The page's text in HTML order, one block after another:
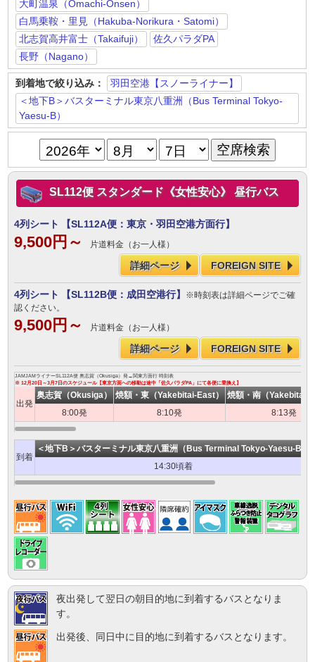
大町温泉（Omachi-Onsen）
白馬乗鞍・里見（Hakuba-Norikura・Satomi）
北志賀高井富士（Takaifuji）
佐久パラダPA
長野（Nagano）
到着地で絞り込み：
羽田空港【スノーライナー】
＜地下B＞バスターミナル東京八重洲（Bus Terminal Tokyo-
Yaesu-B）
SL112便 スタンダード《女性安心》 昼行バス
4列シート 【SL112A便：東京・羽田空港方面行】
9,500円～ 片道料金（お一人様）
FOREIGN SITE
詳細ページ
4列シート 【SL112B便：成田空港行】
※時刻表は詳細ページでご確
認ください。
9,500円～ 片道料金（お一人様）
FOREIGN SITE
詳細ページ
JAMJAMライナーSL112A便 奥志賀（Okusiga）発→関東方面行 時刻表
※ 12月20日～3月7日のスケジュール【東京方面への移動は途中「佐久パラダPA」にて各便に乗換え】
出発
奥志賀（Okusiga） 焼額・東（Yakebitai-East）
焼額・南（Yakebitai-
8:00発
8:10発 8:13発
到着
＜地下B＞バスターミナル東京八重洲（Bus Terminal Tokyo-Yaesu-B）
14:30頃着
夜出発して翌日の朝目的地に到着するバスとなりま
す。
出発後、同日中に目的地に到着するバスとなります。